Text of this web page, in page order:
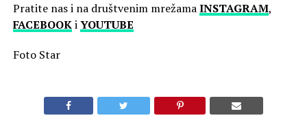
Pratite nas i na društvenim mrežamaINSTAGRAM,
FACEBOOKiYOUTUBE
Foto Star